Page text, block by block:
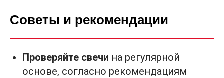
Советы и рекомендации
Проверяйте свечи на регулярной
основе, согласно рекомендациям